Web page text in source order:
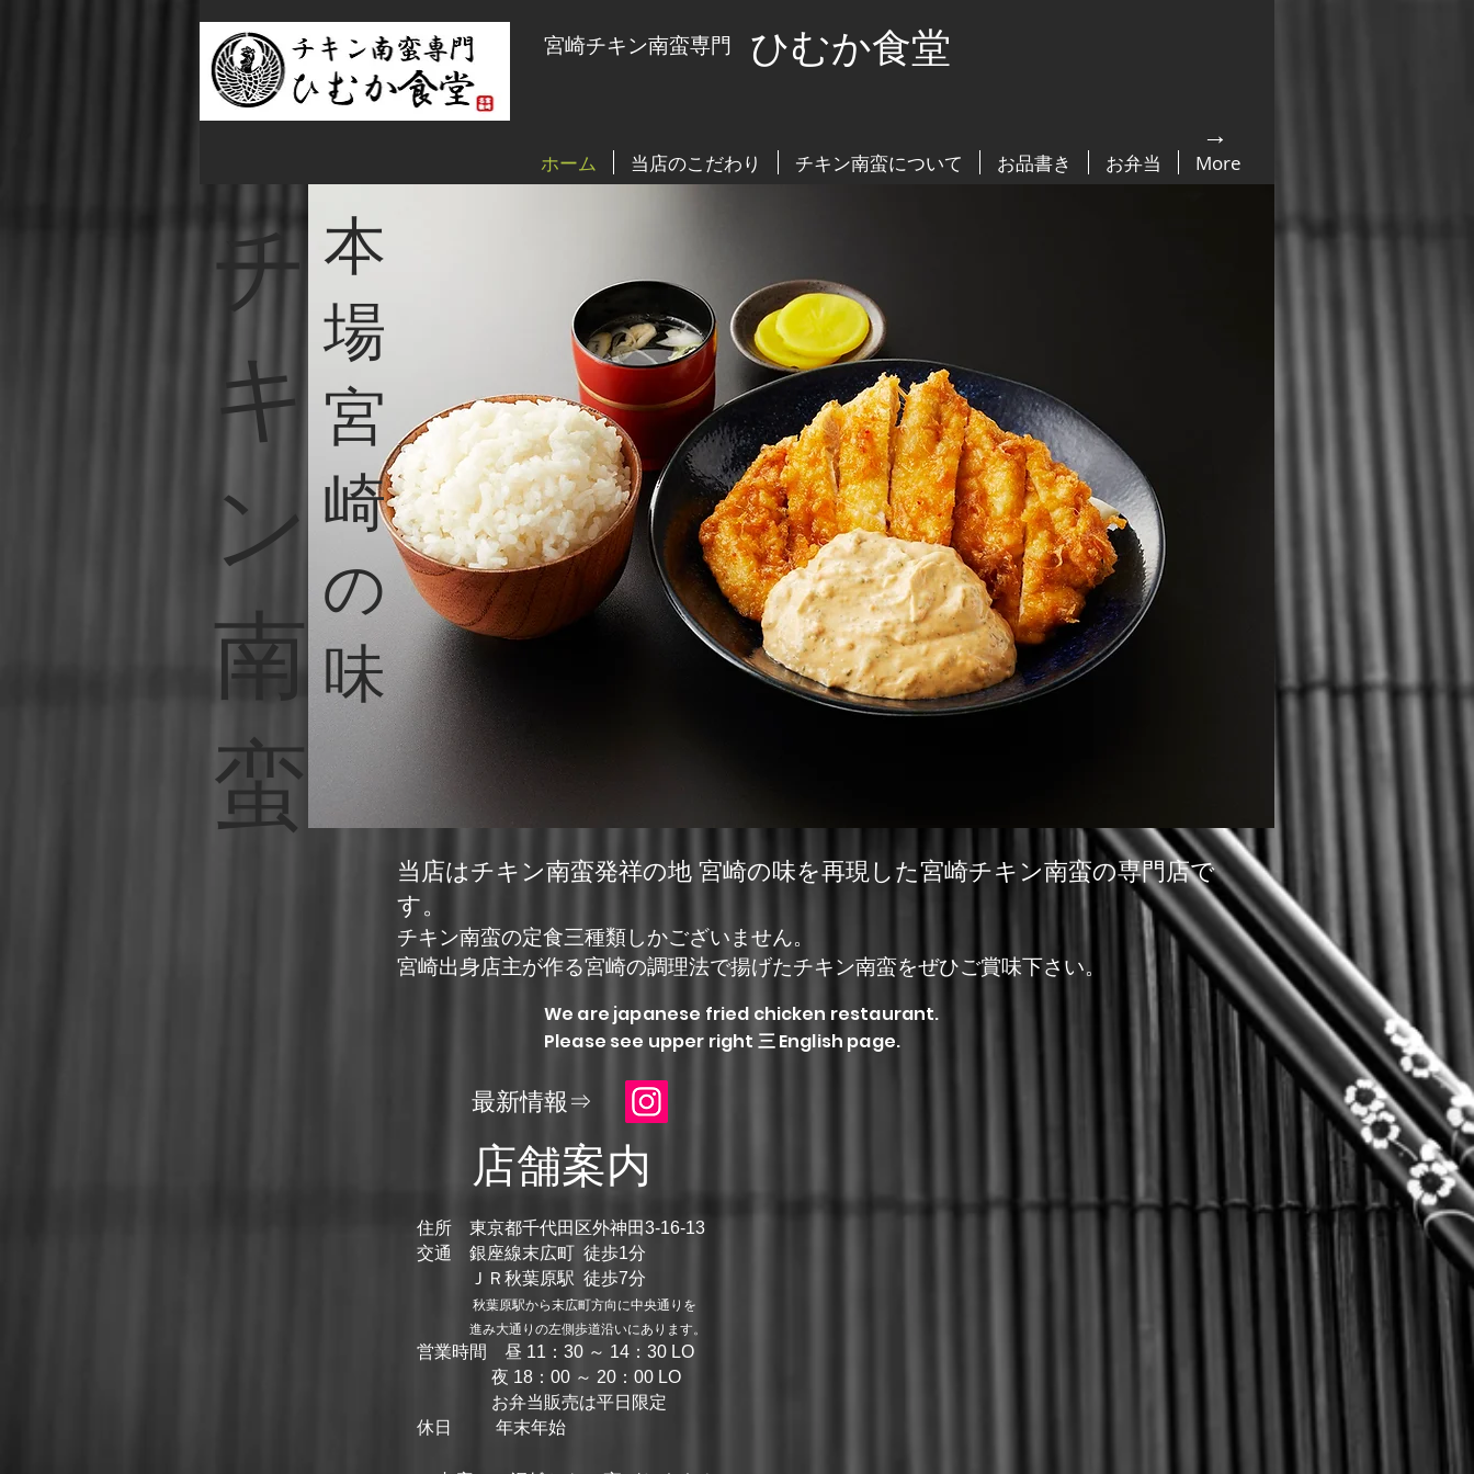
宮崎チキン南蛮専門 ひむか食堂
→
ホーム 当店のこだわり チキン南蛮について お品書き お弁当 More
チ
キ
ン
南
蛮
本
場
宮
崎
の
味
当店はチキン南蛮発祥の地 宮崎の味を再現した宮崎チキン南蛮の専門店で
す。
チキン南蛮の定食三種類しかございません。
宮崎出身店主が作る宮崎の調理法で揚げたチキン南蛮をぜひご賞味下さい。
We are japanese fried chicken restaurant.
Please see upper right 三English page.
最新情報⇒
店舗案内
住所 東京都千代田区外神田3-16-13
​交通 銀座線末広町 徒歩1分
ＪＲ秋葉原駅 徒歩7分
秋葉原駅から末広町方向に中央通りを
進み大通りの左側歩道沿いにあります。
営業時間 昼 11：30 ～ 14 ：30 LO
夜 18：00 ～ 20：00 LO
お弁当販売は平日限定
休日 年末年始